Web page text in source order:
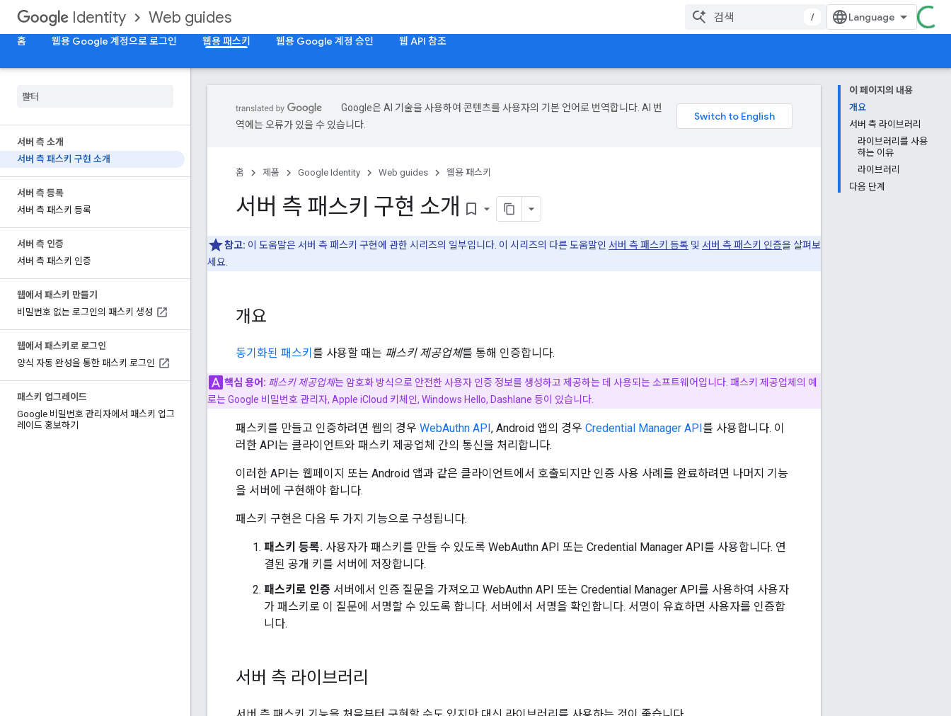
Identity Web guides
/
홈
웹용 Google 계정으로 로그인 웹용 패스키 웹용 Google 계정 승인 웹 API 참조
서버 측 소개
서버 측 패스키 구현 소개
서버 측 등록
서버 측 패스키 등록
서버 측 인증
서버 측 패스키 인증
웹에서 패스키 만들기
비밀번호 없는 로그인의 패스키 생성
웹에서 패스키로 로그인
양식 자동 완성을 통한 패스키 로그인
패스키 업그레이드
Google 비밀번호 관리자에서 패스키 업그
레이드 홍보하기
이 페이지의 내용
개요
서버 측 라이브러리
라이브러리를 사용
하는 이유
라이브러리
다음 단계
Google은 AI 기술을 사용하여 콘텐츠를 사용자의 기본 언어로 번역합니다. AI 번
역에는 오류가 있을 수 있습니다.
홈 제품 Google Identity Web guides 웹용 패스키
서버 측 패스키 구현 소개 bookmark_border
참고: 이 도움말은 서버 측 패스키 구현에 관한 시리즈의 일부입니다. 이 시리즈의 다른 도움말인 서버 측 패스키 등록 및 서버 측 패스키 인증을 살펴보
세요.
개요
동기화된 패스키 를 사용할 때는 패스키 제공업체를 통해 인증합니다.
핵심 용어: 패스키 제공업체는 암호화 방식으로 안전한 사용자 인증 정보를 생성하고 제공하는 데 사용되는 소프트웨어입니다. 패스키 제공업체의 예
로는 Google 비밀번호 관리자, Apple iCloud 키체인, Windows Hello, Dashlane 등이 있습니다.
패스키를 만들고 인증하려면 웹의 경우 WebAuthn API, Android 앱의 경우 Credential Manager API를 사용합니다. 이
러한 API는 클라이언트와 패스키 제공업체 간의 통신을 처리합니다.
이러한 API는 웹페이지 또는 Android 앱과 같은 클라이언트에서 호출되지만 인증 사용 사례를 완료하려면 나머지 기능
을 서버에 구현해야 합니다.
패스키 구현은 다음 두 가지 기능으로 구성됩니다.
패스키 등록. 사용자가 패스키를 만들 수 있도록 WebAuthn API 또는 Credential Manager API를 사용합니다. 연
결된 공개 키를 서버에 저장합니다.
패스키로 인증 서버에서 인증 질문을 가져오고 WebAuthn API 또는 Credential Manager API를 사용하여 사용자
가 패스키로 이 질문에 서명할 수 있도록 합니다. 서버에서 서명을 확인합니다. 서명이 유효하면 사용자를 인증합
니다.
서버 측 라이브러리